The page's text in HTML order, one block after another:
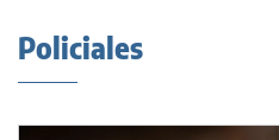
Policiales